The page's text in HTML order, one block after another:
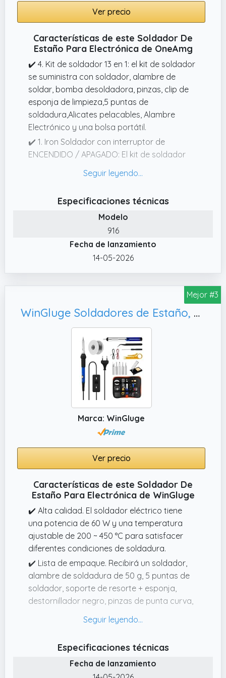
Ver precio
Características de este Soldador De
Estaño Para Electrónica de OneAmg
✔️ 4. Kit de soldador 13 en 1: el kit de soldador
se suministra con soldador, alambre de
soldar, bomba desoldadora, pinzas, clip de
esponja de limpieza,5 puntas de
soldadura,Alicates pelacables, Alambre
Electrónico y una bolsa portátil.
✔️ 1. Iron Soldador con interruptor de
ENCENDIDO / APAGADO: El kit de soldador
para una fácil operación.
soldador es la mejor idea de regalo para la
decoración del hogar, productos
electrónicos y placas de circuito impreso,
adecuado para reparación, soldadura,
joyería, guitarras, relojes, cableado,
aplicaciones de condensadores o
accesorios, etc.
✔️ 3. Wire Cable de soldadura + bomba
desoldadora: el cable de soldadura tiene un
diámetro de 0,8 mm y un peso de 50 g.
✔️ 2. Heating Calentamiento rápido y
disipación de calor: el soldador utiliza una
tecnología de inducción cerámica que se
temperatura objetivo (rango de temperatura
ajustable de 200 ~ 450 ° C).
Especificaciones técnicas
Modelo
916
Fecha de lanzamiento
14-05-2026
Mejor #3
WinGluge Soldadores de Estaño, Aficionados al Bricolaje
Marca: WinGluge
Ver precio
Características de este Soldador De
Estaño Para Electrónica de WinGluge
✔️ Alta calidad. El soldador eléctrico tiene
una potencia de 60 W y una temperatura
ajustable de 200 ~ 450 °C para satisfacer
diferentes condiciones de soldadura.
✔️ Lista de empaque. Recibirá un soldador,
alambre de soldadura de 50 g, 5 puntas de
soldador, soporte de resorte + esponja,
destornillador negro, pinzas de punta curva,
electrónico rojo y negro y bolsa de
almacenamiento conveniente.
✔️ Calentamiento y enfriamiento rápidos. El
Especificaciones técnicas
Fecha de lanzamiento